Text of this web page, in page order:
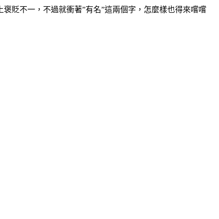
貶不一，不過就衝著”有名”這兩個字，怎麼樣也得來嚐嚐